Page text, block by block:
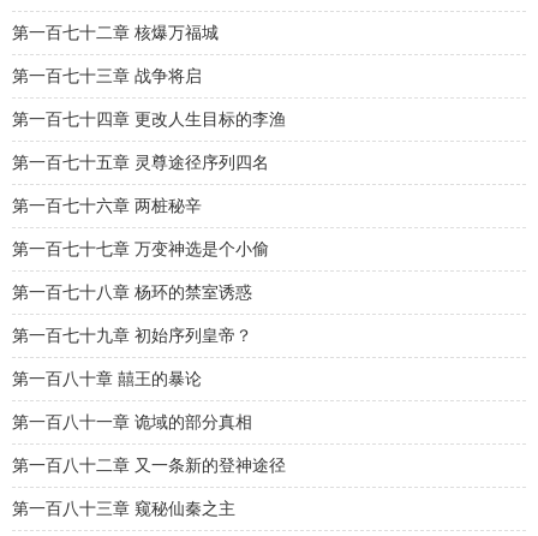
第一百七十二章 核爆万福城
第一百七十三章 战争将启
第一百七十四章 更改人生目标的李渔
第一百七十五章 灵尊途径序列四名
第一百七十六章 两桩秘辛
第一百七十七章 万变神选是个小偷
第一百七十八章 杨环的禁室诱惑
第一百七十九章 初始序列皇帝？
第一百八十章 囍王的暴论
第一百八十一章 诡域的部分真相
第一百八十二章 又一条新的登神途径
第一百八十三章 窥秘仙秦之主